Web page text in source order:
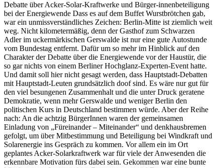
Debatte über Acker-Solar-Kraftwerke und Bürger-innenbeteiligung
bei der Energiewende Dass es auf dem Buffet Wurstbrötchen gab,
war ein unmissverständliches Zeichen: Berlin-Mitte ist ziemlich weit
weg. Nicht kilometermäßig, denn der Gasthof zum Schwarzen
Adler im uckermärkischen Gerswalde ist nur eine gute Autostunde
vom Bundestag entfernt. Dafür um so mehr im Hinblick auf den
Charakter der Debatte über die Energiewende vor der Haustür, die
so gar nichts von einem Berliner Hochglanz-Experten-Event hatte.
Und damit soll hier nicht gesagt werden, dass Hauptstadt-Debatten
mit Hauptstadt-Leuten grundsätzlich doof sind. Es wäre nur gut für
den viel besungenen Zusammenhalt und die unter Druck geratene
Demokratie, wenn mehr Gerswalde und weniger Berlin den
politischen Kurs in Deutschland bestimmen würde. Aber der Reihe
nach: An die achtzig BürgerInnen waren der gemeinsamen
Einladung von „Füreinander – Miteinander“ und denkhausbremen
gefolgt, um über Mitbestimmung und Beteiligung bei Windkraft und
Solarenergie ins Gespräch zu kommen. Vor allem ein im Ort
geplantes Acker-Solarkraftwerk war für viele der Anwesenden die
erkennbare Motivation fürs dabei sein. Gekommen war eine bunte